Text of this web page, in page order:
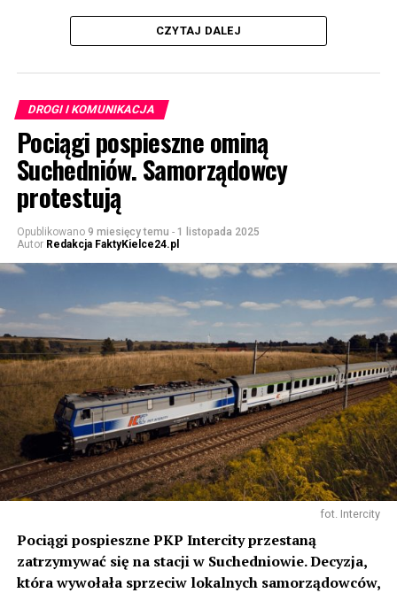
CZYTAJ DALEJ
DROGI I KOMUNIKACJA
Pociągi pospieszne ominą
Suchedniów. Samorządowcy
protestują
Opublikowano 9 miesięcy temu - 1 listopada 2025
Autor Redakcja FaktyKielce24.pl
fot. Intercity
Pociągi pospieszne PKP Intercity przestaną
zatrzymywać się na stacji w Suchedniowie. Decyzja,
która wywołała sprzeciw lokalnych samorządowców,